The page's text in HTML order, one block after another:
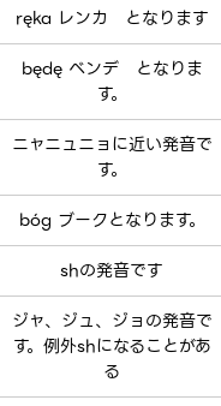
ręka レンカ となります
będę ベンデ となりま
す。
ニャニュニョに近い発音で
す。
bóg ブークとなります。
shの発音です
ジャ、ジュ、ジョの発音で
す。例外shになることがあ
る